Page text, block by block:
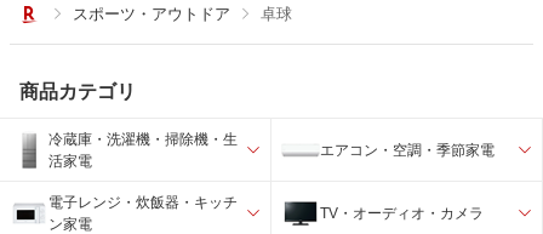
スポーツ・アウトドア 卓球
商品カテゴリ
冷蔵庫・洗濯機・掃除機・生
活家電
エアコン・空調・季節家電
電子レンジ・炊飯器・キッチ
ン家電
TV・オーディオ・カメラ